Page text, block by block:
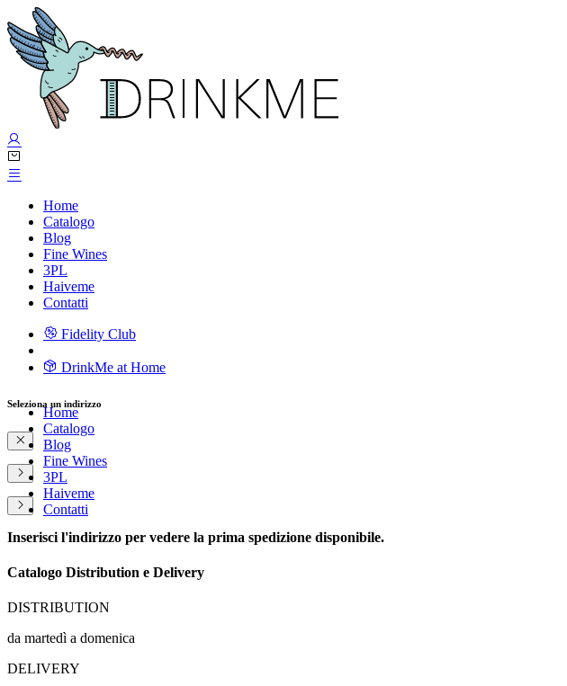
Home
Catalogo
Blog
Fine Wines
3PL
Haiveme
Contatti
Fidelity Club
DrinkMe at Home
Home
Catalogo
Blog
Fine Wines
3PL
Haiveme
Contatti
Seleziona un indirizzo
Inserisci l'indirizzo per vedere la prima spedizione disponibile.
Catalogo Distribution e Delivery
DISTRIBUTION
da martedì a domenica
DELIVERY